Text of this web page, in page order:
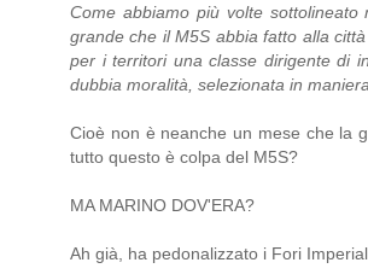
Come abbiamo più volte sottolineato
grande che il M5S abbia fatto alla
per i territori una classe dirigente di
dubbia moralità, selezionata in
Cioè non è neanche un mese che la
tutto questo è colpa del M5S?
MA MARINO DOV'ERA?
Ah già, ha pedonalizzato i Fori